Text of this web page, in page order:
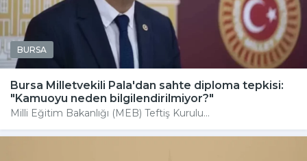
BURSA
Bursa Milletvekili Pala'dan sahte diploma tepkisi:
"Kamuoyu neden bilgilendirilmiyor?"
Milli Eğitim Bakanlığı (MEB) Teftiş Kurulu...